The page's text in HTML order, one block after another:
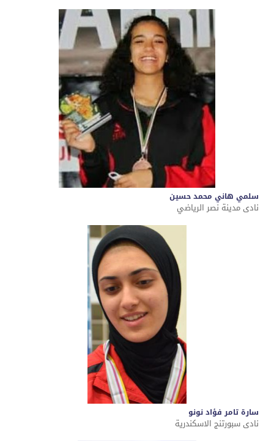
سلمي هاني محمد حسين
نادى مدينة نصر الرياضي
سارة تامر فؤاد نونو
نادى سبورتنج الاسكندرية